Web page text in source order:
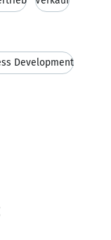
Development